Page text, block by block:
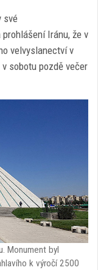
své
prohlášení Iránu, že v
velvyslanectví v
sobotu pozdě večer
Monument byl
k výročí 2500